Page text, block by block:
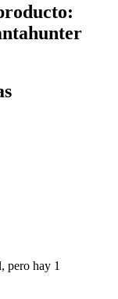
pero hay 1